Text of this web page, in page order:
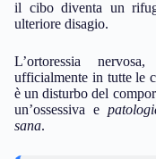
il cibo diventa un
ulteriore disagio.
L’ortoressia
ufficialmente in tutte le
è un disturbo del
un’ossessiva e
sana.